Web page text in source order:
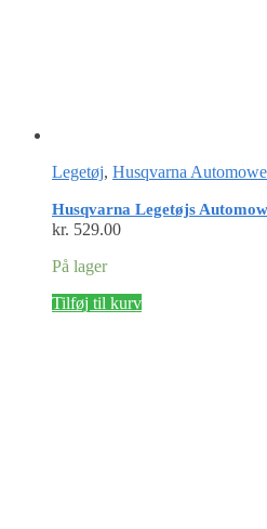
Legetøj, Husqvarna
Husqvarna Legetøjs
kr. 529.00
På lager
Tilføj til kurv